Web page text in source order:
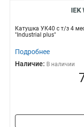
IEK
Катушка УК40 с т/з 4
"Industrial plus"
Подробнее
Наличие: В наличии